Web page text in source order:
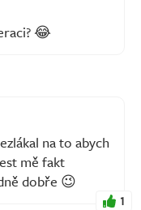
😂
na to abych
mě fakt
dobře 😉
1